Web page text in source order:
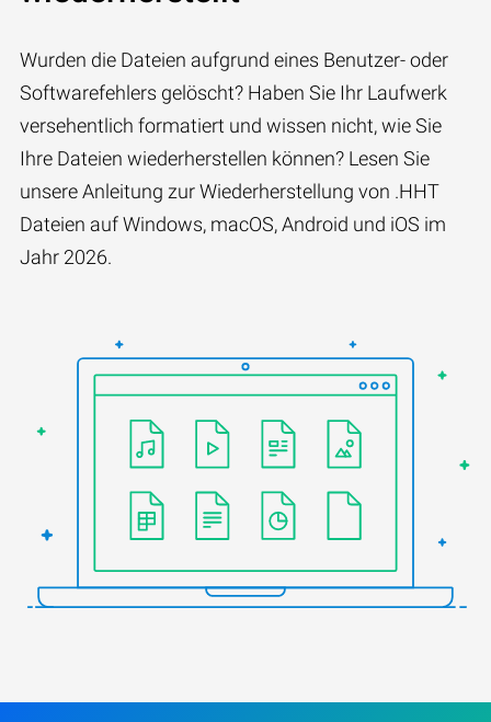
Wurden die Dateien aufgrund eines Benutzer- oder
Softwarefehlers gelöscht? Haben Sie Ihr Laufwerk
versehentlich formatiert und wissen nicht, wie Sie
Ihre Dateien wiederherstellen können? Lesen Sie
unsere Anleitung zur Wiederherstellung von .HHT
Dateien auf Windows, macOS, Android und iOS im
Jahr 2026.